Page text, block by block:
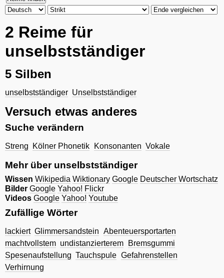
2 Reime für
unselbstständiger
5 Silben
unselbstständiger Unselbstständiger
Versuch etwas anderes
Suche verändern
Streng Kölner Phonetik Konsonanten Vokale
Mehr über unselbstständiger
Wissen Wikipedia Wiktionary Google Deutscher Wortschatz
Bilder Google Yahoo! Flickr
Videos Google Yahoo! Youtube
Zufällige Wörter
lackiert Glimmersandstein Abenteuersportarten
machtvollstem undistanzierterem
Bremsgummi
Spesenaufstellung Tauchspule Gefahrenstellen
Verhirnung